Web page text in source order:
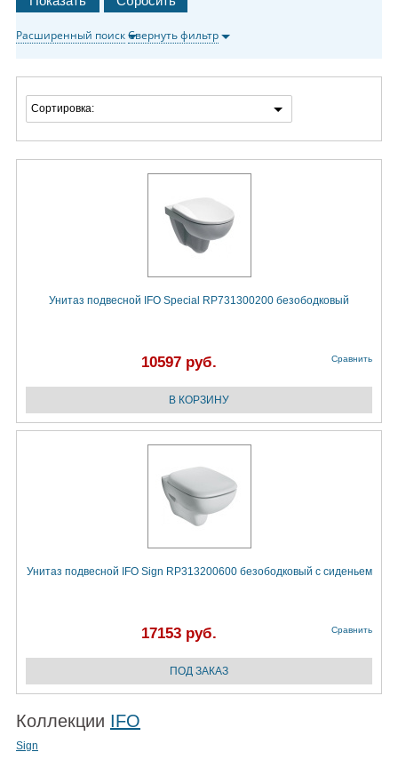
Расширенный поискСвернуть фильтр
Сортировка:
Унитаз подвесной IFO Special RP731300200 безободковый
10597 руб. Сравнить
Унитаз подвесной IFO Sign RP313200600 безободковый с сиденьем
17153 руб. Сравнить
Коллекции IFO
Sign